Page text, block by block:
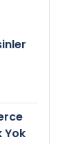
Yok